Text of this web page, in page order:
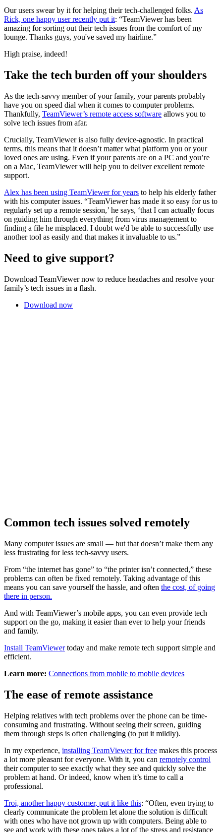
Our users swear by it for helping their tech-challenged folks. As
Rick, one happy user recently put it: “TeamViewer has been
amazing for sorting out their tech issues from the comfort of my
lounge. Thanks guys, you've saved my hairline.”
High praise, indeed!
Take the tech burden off your shoulders
As the tech-savvy member of your family, your parents probably
have you on speed dial when it comes to computer problems.
Thankfully, TeamViewer’s remote access software allows you to
solve tech issues from afar.
Crucially, TeamViewer is also fully device-agnostic. In practical
terms, this means that it doesn’t matter what platform you or your
loved ones are using. Even if your parents are on a PC and you’re
on a Mac, TeamViewer will help you to deliver excellent remote
support.
Alex has been using TeamViewer for years to help his elderly father
with his computer issues. “TeamViewer has made it so easy for us to
regularly set up a remote session,’ he says, ‘that I can actually focus
on guiding him through everything from virus management to
finding a file he misplaced. I doubt we'd be able to successfully use
another tool as easily and that makes it invaluable to us.”
Need to give support?
Download TeamViewer now to reduce headaches and resolve your
family’s tech issues in a flash.
Download now
Common tech issues solved remotely
Many computer issues are small — but that doesn’t make them any
less frustrating for less tech-savvy users.
From “the internet has gone” to “the printer isn’t connected,” these
problems can often be fixed remotely. Taking advantage of this
means you can save yourself the hassle, and often the cost, of going
there in person.
And with TeamViewer’s mobile apps, you can even provide tech
support on the go, making it easier than ever to help your friends
and family.
Install TeamViewertoday and make remote tech support simple and
efficient.
Learn more: Connections from mobile to mobile devices
The ease of remote assistance
Helping relatives with tech problems over the phone can be time-
consuming and frustrating. Without seeing their screen, guiding
them through steps is often challenging (to put it mildly).
In my experience, installing TeamViewer for free makes this process
a lot more pleasant for everyone. With it, you can remotely control
their computer to see exactly what they see and quickly solve the
problem at hand. Or indeed, know when it’s time to call a
professional.
Troi, another happy customer, put it like this: “Often, even trying to
clearly communicate the problem let alone the solution is difficult
with ones who have not grown up with computers. Being able to
see and work with these ones takes a lot of the stress and resistance